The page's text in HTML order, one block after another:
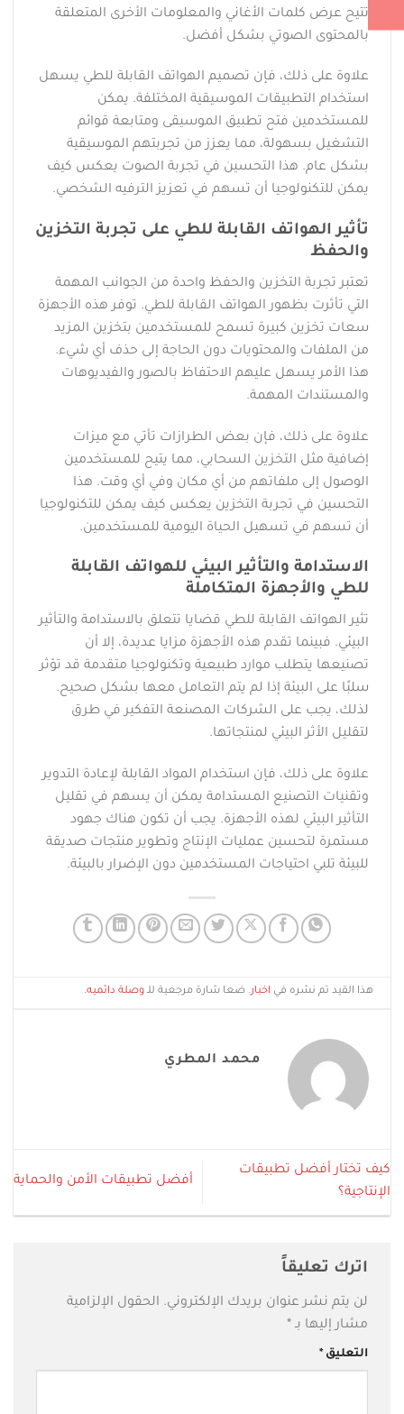
تتيح عرض كلمات الأغاني والمعلومات الأخرى المتعلقة
بالمحتوى الصوتي بشكل أفضل.
علاوة على ذلك، فإن تصميم الهواتف القابلة للطي يسهل
استخدام التطبيقات الموسيقية المختلفة. يمكن
للمستخدمين فتح تطبيق الموسيقى ومتابعة قوائم
التشغيل بسهولة، مما يعزز من تجربتهم الموسيقية
بشكل عام. هذا التحسين في تجربة الصوت يعكس كيف
يمكن للتكنولوجيا أن تسهم في تعزيز الترفيه الشخصي.
تأثير الهواتف القابلة للطي على تجربة التخزين
والحفظ
تعتبر تجربة التخزين والحفظ واحدة من الجوانب المهمة
التي تأثرت بظهور الهواتف القابلة للطي. توفر هذه الأجهزة
سعات تخزين كبيرة تسمح للمستخدمين بتخزين المزيد
من الملفات والمحتويات دون الحاجة إلى حذف أي شيء.
هذا الأمر يسهل عليهم الاحتفاظ بالصور والفيديوهات
والمستندات المهمة.
علاوة على ذلك، فإن بعض الطرازات تأتي مع ميزات
إضافية مثل التخزين السحابي، مما يتيح للمستخدمين
الوصول إلى ملفاتهم من أي مكان وفي أي وقت. هذا
التحسين في تجربة التخزين يعكس كيف يمكن للتكنولوجيا
أن تسهم في تسهيل الحياة اليومية للمستخدمين.
الاستدامة والتأثير البيئي للهواتف القابلة
للطي والأجهزة المتكاملة
تثير الهواتف القابلة للطي قضايا تتعلق بالاستدامة والتأثير
البيئي. فبينما تقدم هذه الأجهزة مزايا عديدة، إلا أن
تصنيعها يتطلب موارد طبيعية وتكنولوجيا متقدمة قد تؤثر
سلبًا على البيئة إذا لم يتم التعامل معها بشكل صحيح.
لذلك، يجب على الشركات المصنعة التفكير في طرق
لتقليل الأثر البيئي لمنتجاتها.
علاوة على ذلك، فإن استخدام المواد القابلة لإعادة التدوير
وتقنيات التصنيع المستدامة يمكن أن يسهم في تقليل
التأثير البيئي لهذه الأجهزة. يجب أن تكون هناك جهود
مستمرة لتحسين عمليات الإنتاج وتطوير منتجات صديقة
للبيئة تلبي احتياجات المستخدمين دون الإضرار بالبيئة.
هذا القيد تم نشره في اخبار. ضعا شارة مرجعية للـوصلة دائميه.
محمد المطري
كيف تختار أفضل تطبيقات
الإنتاجية؟
أفضل تطبيقات الأمن والحماية
اترك تعليقاً
لن يتم نشر عنوان بريدك الإلكتروني. الحقول الإلزامية
مشار إليها بـ *
التعليق*